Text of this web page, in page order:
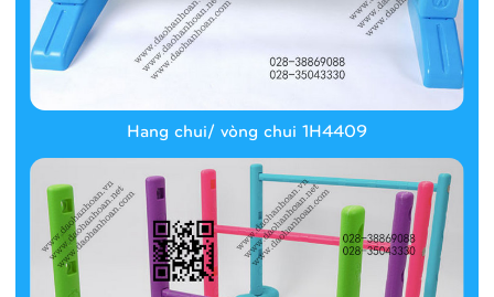
Hang chui/ vòng chui 1H4409